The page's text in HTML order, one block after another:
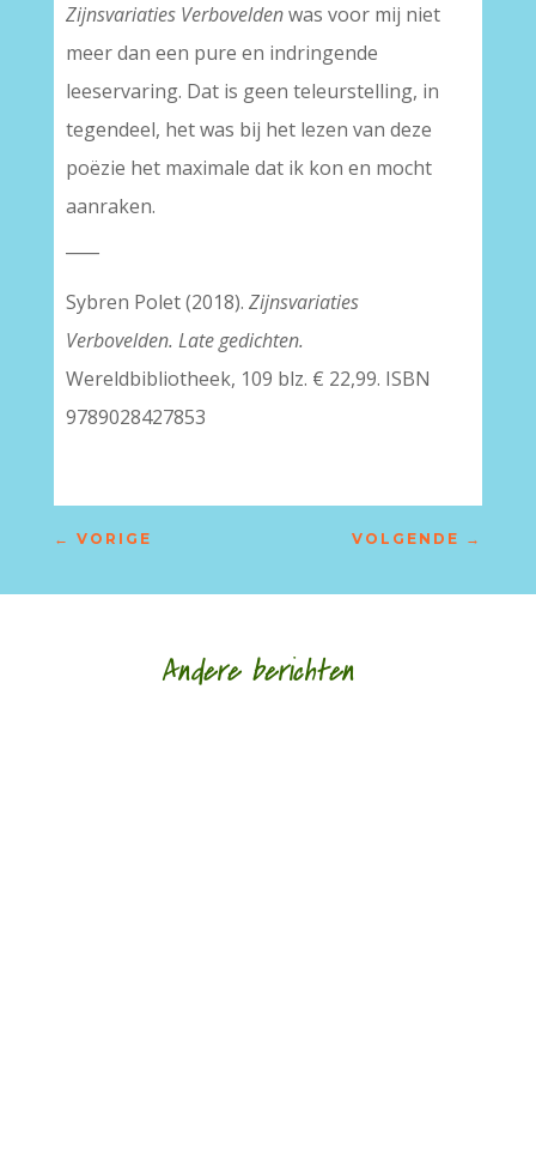
Zijnsvariaties Verboveldenwas voor mij niet
meer dan een pure en indringende
leeservaring. Dat is geen teleurstelling, in
tegendeel, het was bij het lezen van deze
poëzie het maximale dat ik kon en mocht
aanraken.
Sybren Polet (2018). Zijnsvariaties
Verbovelden. Late gedichten.
Wereldbibliotheek, 109 blz. € 22,99. ISBN
9789028427853
← VORIGE VOLGENDE →
Andere berichten